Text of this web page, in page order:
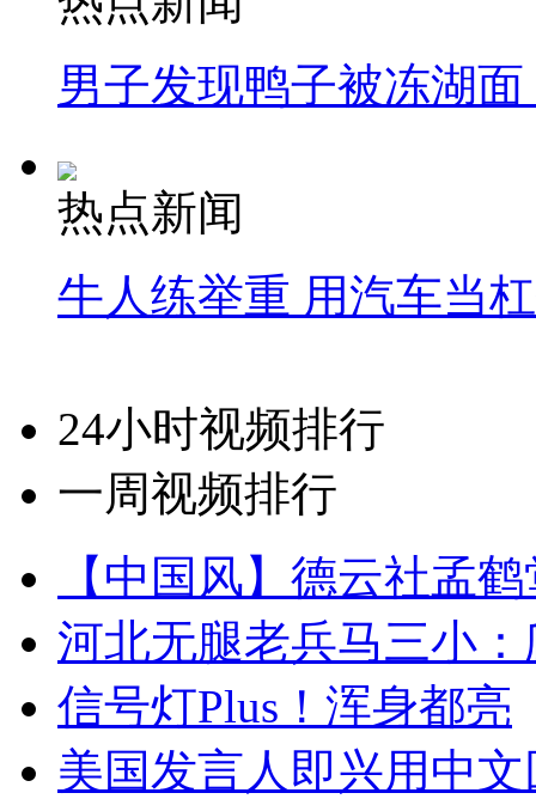
男子发现鸭子被冻湖
热点新闻
牛人练举重 用汽车当
24小时视频排行
一周视频排行
【中国风】德云社孟
河北无腿老兵马三小
信号灯Plus！浑身都亮
美国发言人即兴用中